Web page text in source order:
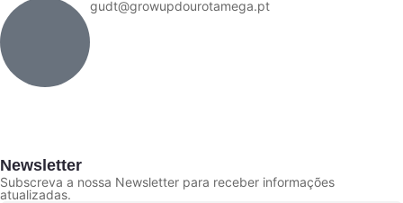
gudt@growupdourotamega.pt
Newsletter
Subscreva a nossa Newsletter para receber informações
atualizadas.